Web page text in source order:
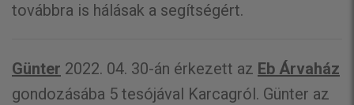
továbbra is hálásak a segítségért.
Günter 2022. 04. 30-án érkezett az Eb Árvaház
gondozásába 5 tesójával Karcagról. Günter az